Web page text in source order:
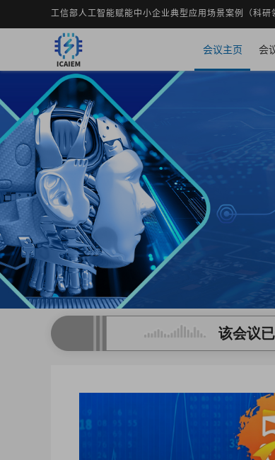
工信部人工智能赋能中小企业典型应用场景案例（科研
会议主页 会
该会议